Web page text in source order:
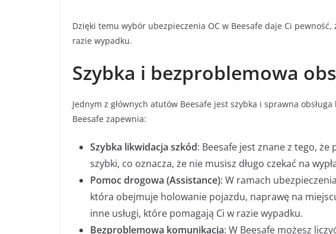
Dzięki temu wybór ubezpieczenia OC w Beesafe daje Ci
razie wypadku.
Szybka i bezproblemowa
Jednym z głównych atutów Beesafe jest szybka i sprawna
Beesafe zapewnia:
Szybka likwidacja szkód: Beesafe jest znane z tego,
szybki, co oznacza, że nie musisz długo czekać na
Pomoc drogowa (Assistance): W ramach
która obejmuje holowanie pojazdu, naprawę na
inne usługi, które pomagają Ci w razie wypadku.
Bezproblemowa komunikacja: W Beesafe możesz